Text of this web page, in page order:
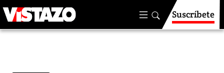
Suscríbete